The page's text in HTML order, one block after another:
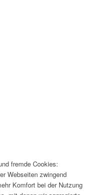
fremde Cookies:
Webseiten zwingend
Komfort bei der Nutzung